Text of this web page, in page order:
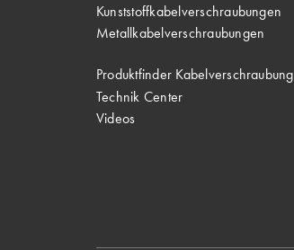
Kunststoffkabelverschraubungen
Metallkabelverschraubungen
Produktfinder Kabelverschraubung
Technik Center
Videos